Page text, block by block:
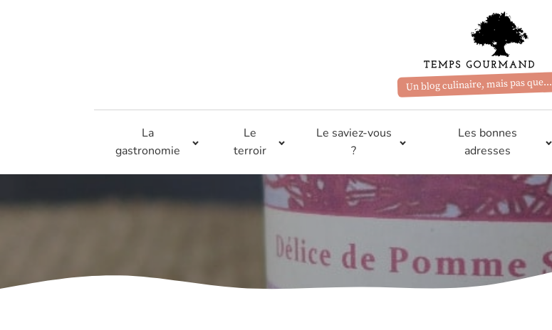
Un blog culinaire, mais pas que...
La
gastronomie
Le
terroir
Le saviez-vous
?
Les bonnes
adresses